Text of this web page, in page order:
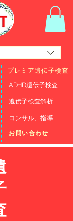
プレミア遺伝子検査
ADHD遺伝子検査
​遺伝子検査解析
コンサル、指導
お問い合わせ